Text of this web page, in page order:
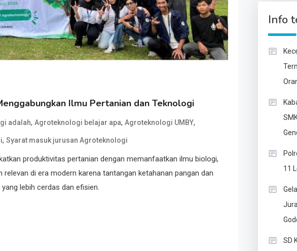
Ilmu Pertanian dan Teknologi
adalah, Agroteknologi belajar apa, Agroteknologi UMBY,
, Syarat masuk jurusan Agroteknologi
produktivitas pertanian dengan memanfaatkan ilmu biologi,
di era modern karena tantangan ketahanan pangan dan
lebih cerdas dan efisien.
Info
11
SD